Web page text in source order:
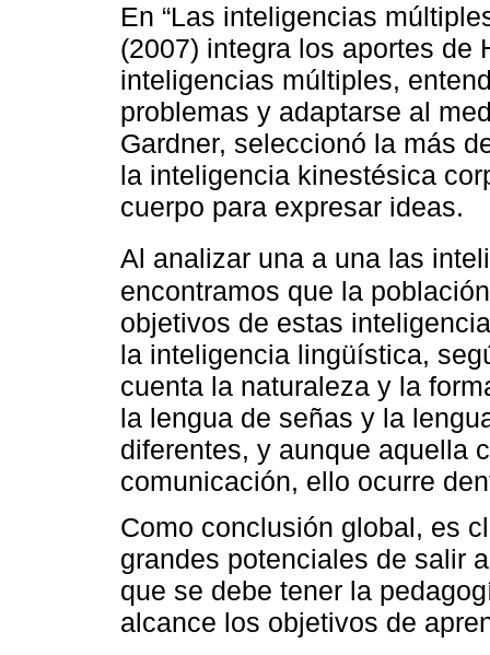
En “Las inteligencias
(2007) integra los aportes de
inteligencias múltiples,
problemas y adaptarse al
Gardner, seleccionó la más
la inteligencia kinestésica
cuerpo para expresar ideas.
Al analizar una a una las
encontramos que la
objetivos de estas
la inteligencia lingüística,
cuenta la naturaleza y la
la lengua de señas y la
diferentes, y aunque aquella
comunicación, ello ocurre
Como conclusión global, es
grandes potenciales de salir
que se debe tener la
alcance los objetivos de